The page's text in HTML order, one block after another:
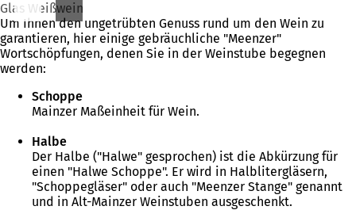
Glas Weißwein
Um Ihnen den ungetrübten Genuss rund um den Wein zu
garantieren, hier einige gebräuchliche "Meenzer"
Wortschöpfungen, denen Sie in der Weinstube begegnen
werden:
Schoppe
Mainzer Maßeinheit für Wein.
Halbe
Der Halbe ("Halwe" gesprochen) ist die Abkürzung für
einen "Halwe Schoppe". Er wird in Halblitergläsern,
"Schoppegläser" oder auch "Meenzer Stange" genannt
und in Alt-Mainzer Weinstuben ausgeschenkt.